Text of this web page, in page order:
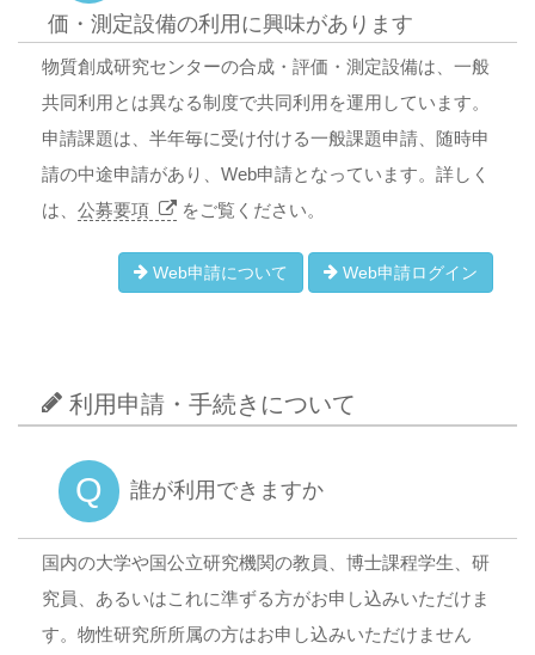
価・測定設備の利用に興味があります
物質創成研究センターの合成・評価・測定設備は、一般
共同利用とは異なる制度で共同利用を運用しています。
申請課題は、半年毎に受け付ける一般課題申請、随時申
請の中途申請があり、Web申請となっています。詳しく
は、 公募要項 をご覧ください。
Web申請について Web申請ログイン
利用申請・手続きについて
Q 誰が利用できますか
国内の大学や国公立研究機関の教員、博士課程学生、研
究員、あるいはこれに準ずる方がお申し込みいただけま
す。物性研究所所属の方はお申し込みいただけません